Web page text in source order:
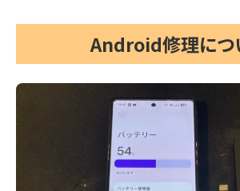
Android修理につ